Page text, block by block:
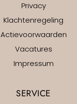
Privacy
Klachtenregeling
Actievoorwaarden
Vacatures
Impressum
SERVICE